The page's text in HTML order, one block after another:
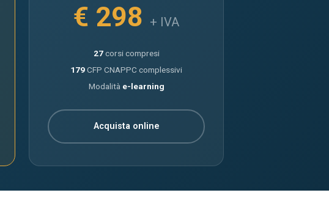
€ 298 + IVA
27corsi compresi
179CFP CNAPPC complessivi
Modalità e-learning
Acquista online